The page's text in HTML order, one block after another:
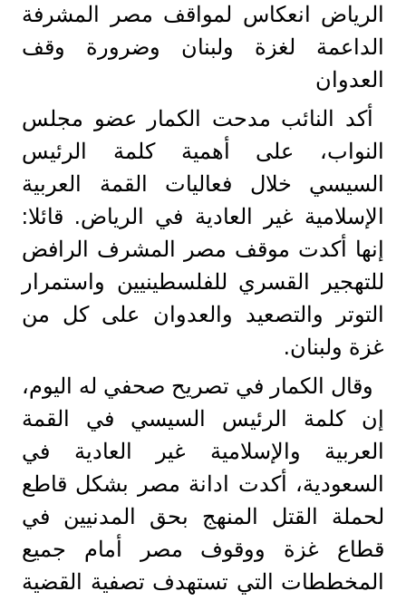
الرياض انعكاس لمواقف مصر المشرفة
الداعمة لغزة ولبنان وضرورة وقف
العدوان
أكد النائب مدحت الكمار عضو مجلس
النواب، على أهمية كلمة الرئيس
السيسي خلال فعاليات القمة العربية
الإسلامية غير العادية في الرياض. قائلا:
إنها أكدت موقف مصر المشرف الرافض
للتهجير القسري للفلسطينيين واستمرار
التوتر والتصعيد والعدوان على كل من
غزة ولبنان.
وقال الكمار في تصريح صحفي له اليوم،
إن كلمة الرئيس السيسي في القمة
العربية والإسلامية غير العادية في
السعودية، أكدت ادانة مصر بشكل قاطع
لحملة القتل المنهج بحق المدنيين في
قطاع غزة ووقوف مصر أمام جميع
المخططات التي تستهدف تصفية القضية